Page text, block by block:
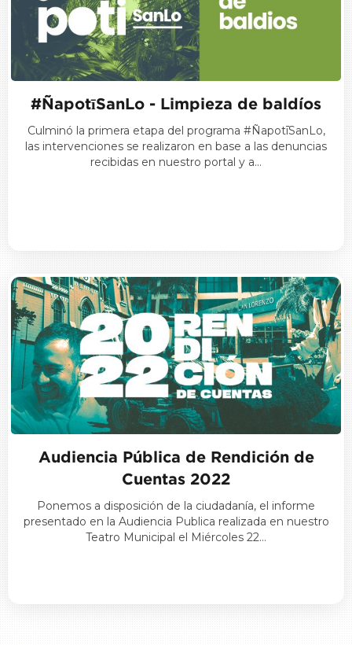
#ÑapotīSanLo - Limpieza de baldíos
Culminó la primera etapa del programa #ÑapotīSanLo,
las intervenciones se realizaron en base a las denuncias
recibidas en nuestro portal y a…
Audiencia Pública de Rendición de
Cuentas 2022
Ponemos a disposición de la ciudadanía, el informe
presentado en la Audiencia Publica realizada en nuestro
Teatro Municipal el Miércoles 22…